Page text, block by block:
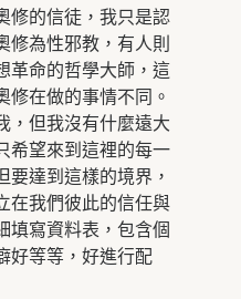
修的信徒，我只是認
修為性邪教，有人則
革命的哲學大師，這
修在做的事情不同。
，但我沒有什麼遠大
希望來到這裡的每一
要達到這樣的境界，
在我們彼此的信任與
填寫資料表，包含個
好等等，好進行配